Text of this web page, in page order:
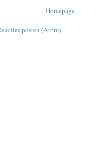
Homepage
posten (Atom)